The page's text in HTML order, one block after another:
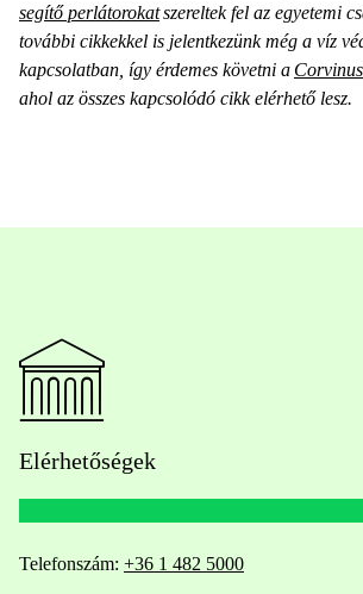
segítő perlátorokatszereltek fel az egyetemi
további cikkekkel is jelentkezünk még a víz
kapcsolatban, így érdemes követni a
ahol az összes kapcsolódó cikk elérhető lesz.
Elérhetőségek
Telefonszám: +36 1 482 5000